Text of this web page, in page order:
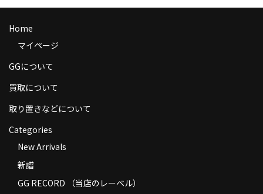
Help
送料
お支払い方法
返品
コンディション
特定商取引法に基づく表示
Home
マイページ
GGについて
買取について
取り置きなどについて
Categories
New Arrivals
新譜
GG RECORD （当店のレーベル）